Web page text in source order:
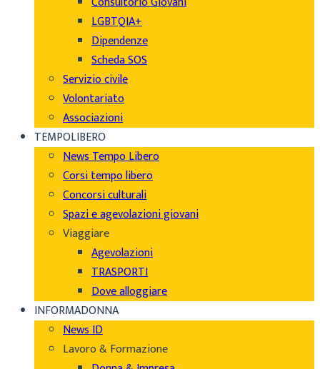
LGBTQIA+
Dipendenze
Scheda SOS
Servizio civile
Volontariato
Associazioni
TEMPOLIBERO
News Tempo Libero
Corsi tempo libero
Concorsi culturali
Spazi e agevolazioni giovani
Viaggiare
Agevolazioni
TRASPORTI
Dove alloggiare
INFORMADONNA
News ID
Lavoro & Formazione